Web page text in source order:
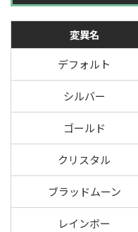
変異名
デフォルト
シルバー
ゴールド
クリスタル
ブラッドムーン
レインボー